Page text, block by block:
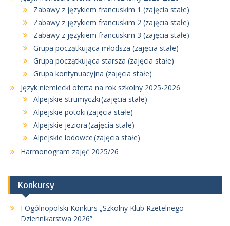
Zabawy z językiem francuskim 1 (zajęcia stałe)
Zabawy z językiem francuskim 2 (zajęcia stałe)
Zabawy z językiem francuskim 3 (zajęcia stałe)
Grupa początkująca młodsza (zajęcia stałe)
Grupa początkująca starsza (zajęcia stałe)
Grupa kontynuacyjna (zajęcia stałe)
Język niemiecki oferta na rok szkolny 2025-2026
Alpejskie strumyczki (zajęcia stałe)
Alpejskie potoki (zajęcia stałe)
Alpejskie jeziora (zajęcia stałe)
Alpejskie lodowce (zajęcia stałe)
Harmonogram zajęć 2025/26
Konkursy
I Ogólnopolski Konkurs „Szkolny Klub Rzetelnego
Dziennikarstwa 2026”